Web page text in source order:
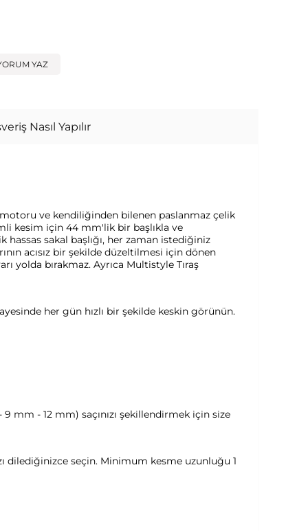
YAZ
Nasıl Yapılır
motoru ve kendiliğinden bilenen paslanmaz çelik
kesim için 44 mm'lik bir başlıkla ve
sakal başlığı, her zaman istediğiniz
acısız bir şekilde düzeltilmesi için dönen
yolda bırakmaz. Ayrıca Multistyle Tıraş
her gün hızlı bir şekilde keskin görünün.
mm - 12 mm) saçınızı şekillendirmek için size
dilediğinizce seçin. Minimum kesme uzunluğu 1